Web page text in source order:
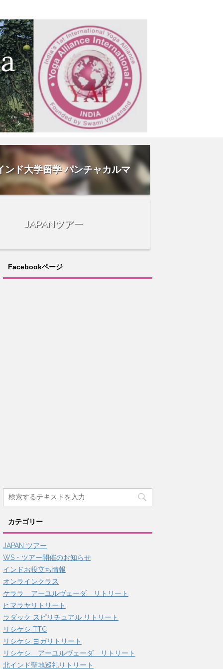
ンド大学留学 パンチャカルマ
JAPANツアー
Facebookページ
カテゴリー
JAPAN ツアー
WS・ツアー開催のお知らせ
インドお役立ち情報
オンラインクラス
ケララ アーユルヴェーダ リトリート
ヒマラヤリトリート
ラダック スピリチュアル リトリート
リシケシ TTC
リシケシ ヨガリトリート
リシケシ アーユルヴェーダ リトリート
北インド聖地巡礼リトリート